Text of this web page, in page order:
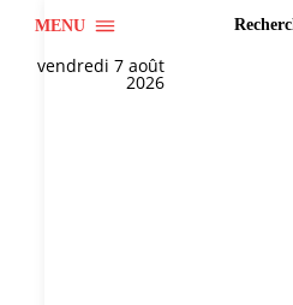
MENU
vendredi 7 août
2026